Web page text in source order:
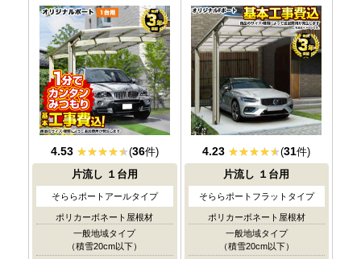
4.53 (36件)
片流し １台用
そららポートアールタイプ
ポリカーボネート屋根材
一般地域タイプ
（積雪20cm以下）
4.23 (31件)
片流し １台用
そららポートフラットタイプ
ポリカーボネート屋根材
一般地域タイプ
（積雪20cm以下）